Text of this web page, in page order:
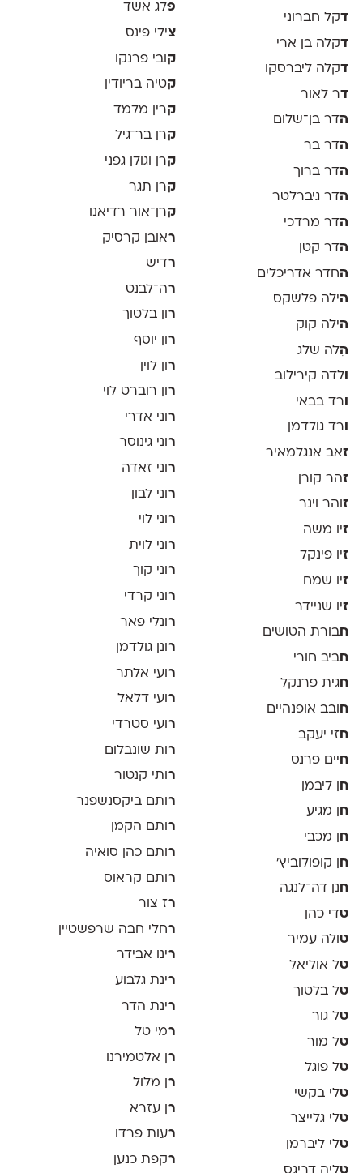
דקל חברוני
דקלה בן ארי
דקלה ליברסקו
דר לאור
הדר בן־שלום
הדר בר
הדר ברוך
הדר גיברלטר
הדר מרדכי
הדר קטן
החדר אדריכלים
הילה פלשקס
הילה קוק
הִלה שלג
ולדה קירילוב
רד בבאי
ורד גולדמן
זאב אנגלמאיר
זהר קורן
זוהר וינר
זיו משה
זיו פינקל
זיו שמח
זיו שניידר
חבורת הטושים
חביב חורי
חגית פרנקל
ח ובב אופנהיים
חזי יעקב
ח יים פרנס
ח
ן ליבמן
ח ן מגיע
ח
ן מכבי
חן קופולוביץ'
ח נן דה־לנגה
טדי כהן
טולה עמיר
טל אוליאל
טל בלטוך
טל גור
טל מור
טל פוגל
טלי בקשי
טלי גלייצר
טלי ליברמן
טליה דריגס
פלג אשד
צילי פינס
קובי פרנקו
קטיה בריודין
קרין מלמד
קרן בר־גיל
קרן וגולן גפני
קרן תגר
קרן־אור רדיאנו
ראובן קרסיק
רדיש
רה־לבנט
רון בלטוך
ר ון יוסף
ר ון לוין
רון רוברט לוי
ר וני אדרי
רוני גינוסר
ר וני זאדה
ר וני לבון
רוני לוי
ר וני לוית
רוני קוך
ר וני קרדי
ר ונלי פאר
רונן גולדמן
ר ועי אלתר
רועי דלאל
ר ועי סטרדי
רות שונבלום
ר ותי קנטור
ר ותם ביקסנשפנר
רותם הקמן
ר ותם כהן סואיה
רותם קראוס
רז צור
רחלי חבה שרפשטיין
רינו אבידר
רינת גלבוע
רינת הדר
רמי טל
ר ן אלטמירנו
ר ן מלול
ר ן עזרא
רעות פרדו
רקפת כנען